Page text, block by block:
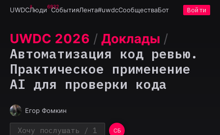
UWDCЛюди6932
СобытияЛента#uwdcСообществаБот Войти
UWDC 2026 / Доклады /
Автоматизация код ревью.
Практическое применение
AI для проверки кода
Егор Фомкин
Хочу послушать / 1 СБ